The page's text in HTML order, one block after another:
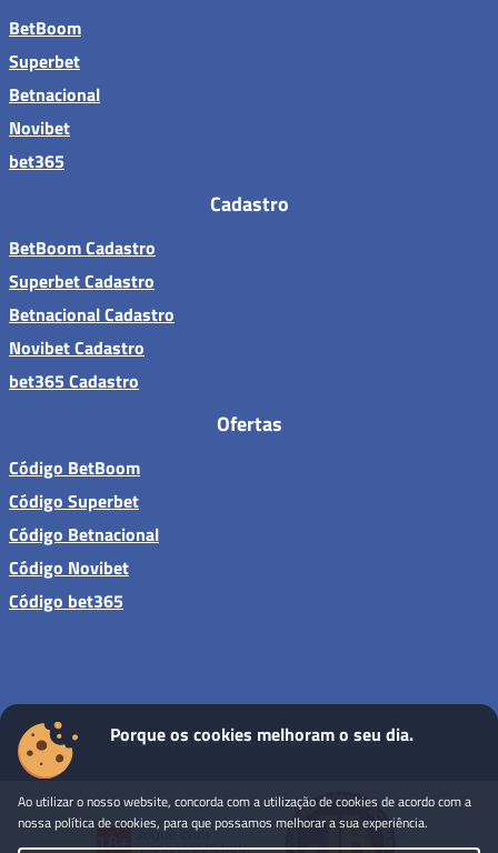
BetBoom
Superbet
Betnacional
Novibet
bet365
Cadastro
BetBoom Cadastro
Superbet Cadastro
Betnacional Cadastro
Novibet Cadastro
bet365 Cadastro
Ofertas
Código BetBoom
Código Superbet
Código Betnacional
Código Novibet
Código bet365
Sites de apostas - Todos os direitos reservados
Porque os cookies melhoram o seu dia.
Ao utilizar o nosso website, concorda com a utilização de cookies de acordo com a
nossa política de cookies, para que possamos melhorar a sua experiência.